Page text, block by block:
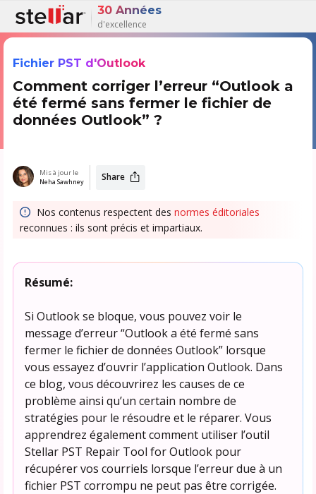
30 Années
d'excellence
Fichier PST d'Outlook
Comment corriger l’erreur “Outlook a
été fermé sans fermer le fichier de
données Outlook” ?
Mis à jour le
Neha Sawhney Share
Nos contenus respectent des normes éditoriales
reconnues : ils sont précis et impartiaux.
Résumé:
Si Outlook se bloque, vous pouvez voir le
message d’erreur “Outlook a été fermé sans
fermer le fichier de données Outlook” lorsque
vous essayez d’ouvrir l’application Outlook. Dans
ce blog, vous découvrirez les causes de ce
problème ainsi qu’un certain nombre de
stratégies pour le résoudre et le réparer. Vous
apprendrez également comment utiliser l’outil
Stellar PST Repair Tool for Outlook pour
récupérer vos courriels lorsque l’erreur due à un
fichier PST corrompu ne peut pas être corrigée.